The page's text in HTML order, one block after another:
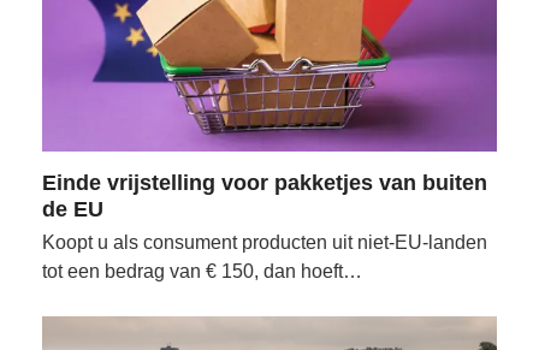
Einde vrijstelling voor pakketjes van buiten
de EU
Koopt u als consument producten uit niet-EU-landen
tot een bedrag van € 150, dan hoeft…